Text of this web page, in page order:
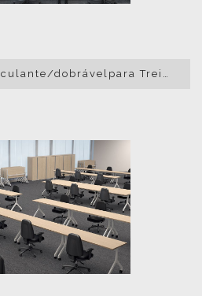
Mesa Rebatível/Basculante/dobrávelpara Treinamento pé